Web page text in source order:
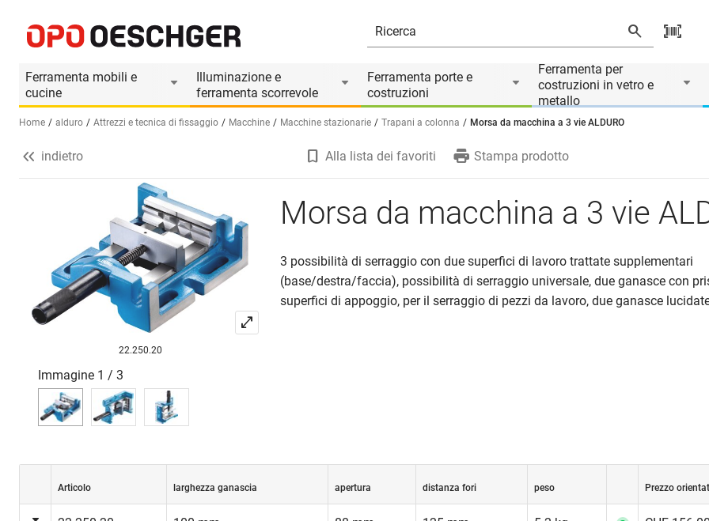
Ferramenta mobili e
cucine
Illuminazione e
ferramenta scorrevole
Ferramenta porte e
costruzioni
Ferramenta per
costruzioni in vetro e
metallo
Seleziona una lingua (IT)
Home alduro Attrezzi e tecnica di fissaggio Macchine Macchine stazionarie Trapani a colonna Morsa da macchina a 3 vie ALDURO
Informazioni prodotto
Il prodotto è accessorio di
indietro Alla lista dei favoriti Stampa prodotto
22.250.20
Immagine 1 / 3
Morsa da macchina a 3 vie
3 possibilità di serraggio con due superfici di lavoro trattate supplementari
(base/destra/faccia), possibilità di serraggio universale, due ganasce con
superfici di appoggio, per il serraggio di pezzi da lavoro, due ganasce
Articolo larghezza ganascia apertura distanza fori peso Prezzo